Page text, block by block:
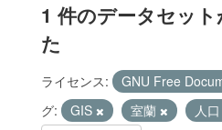
1 件のデータセッ
た
ライセンス: GNU Free
グ:
GIS 室蘭
人口